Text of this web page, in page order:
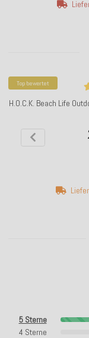
5 Sterne
4 Sterne
Top bewertet
H.O.C.K. Beach Life